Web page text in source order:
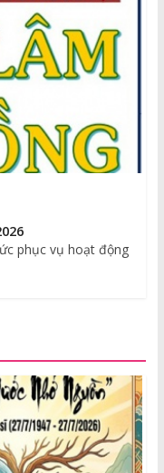
phục vụ hoạt động